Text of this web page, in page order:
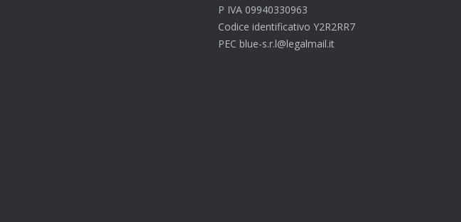
P IVA 09940330963
Codice identificativo Y2R2RR7
PEC blue-s.r.l@legalmail.it